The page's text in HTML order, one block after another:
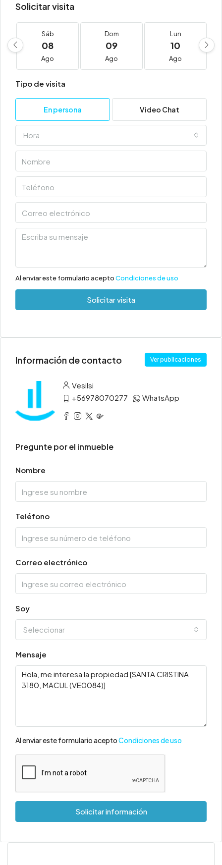
Solicitar visita
Sáb
08
Ago
Dom
09
Ago
Lun
10
Ago
Tipo de visita
En persona Video Chat
Hora
Al enviar este formulario aceptoCondiciones de uso
Solicitar visita
Información de contacto Ver publicaciones
Vesilsi
+56978070277
WhatsApp
Pregunte por el inmueble
Nombre
Teléfono
Correo electrónico
Soy
Seleccionar
Mensaje
Al enviar este formulario aceptoCondiciones de uso
Solicitar información